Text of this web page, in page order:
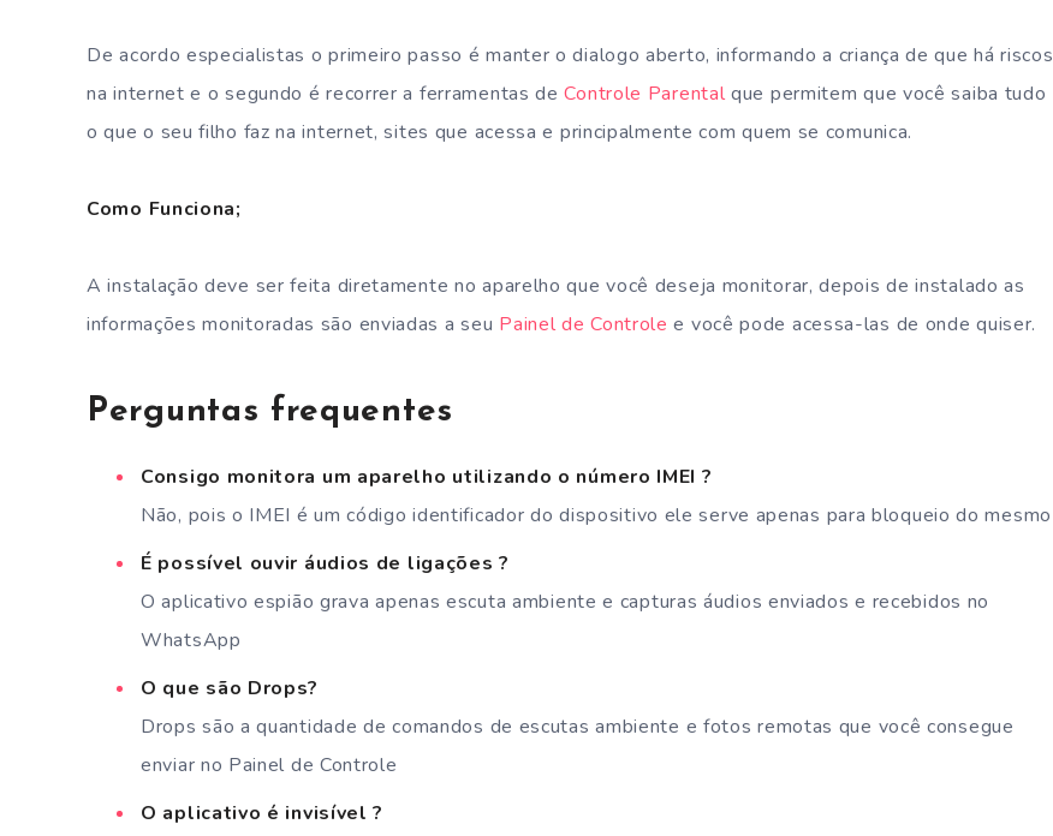
De acordo especialistas o primeiro passo é manter o dialogo aberto, informando a criança de que há riscos
na internet e o segundo é recorrer a ferramentas deControle Parental que permitem que você saiba tudo
o que o seu filho faz na internet, sites que acessa e principalmente com quem se comunica.
Como Funciona;
A instalação deve ser feita diretamente no aparelho que você deseja monitorar, depois de instalado as
informações monitoradas são enviadas a seu Painel de Controle e você pode acessa-las de onde quiser.
Perguntas frequentes
Consigo monitora um aparelho utilizando o número IMEI ?
Não, pois o IMEI é um código identificador do dispositivo ele serve apenas para bloqueio do mesmo
É possível ouvir áudios de ligações ?
O aplicativo espião grava apenas escuta ambiente e capturas áudios enviados e recebidos no
WhatsApp
O que são Drops?
Drops são a quantidade de comandos de escutas ambiente e fotos remotas que você consegue
enviar no Painel de Controle
O aplicativo é invisível ?